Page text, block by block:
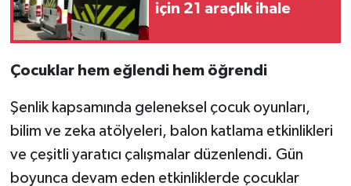
için 21 araçlık ihale
Çocuklar hem eğlendi hem öğrendi
Şenlik kapsamında geleneksel çocuk oyunları,
bilim ve zeka atölyeleri, balon katlama etkinlikleri
ve çeşitli yaratıcı çalışmalar düzenlendi. Gün
boyunca devam eden etkinliklerde çocuklar